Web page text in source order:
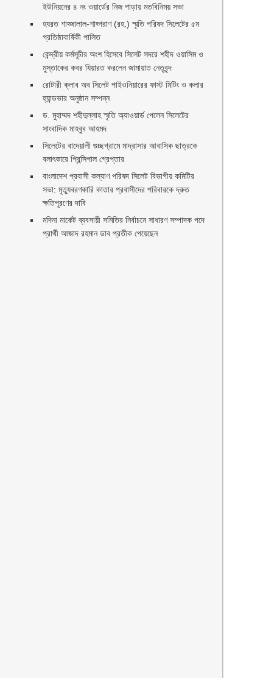
ইউনিয়নের ৪ নং ওয়ার্ডের নিজ পাড়ায় মতবিনিময় সভা
হযরত শাহ্জালাল-শাহ্পরাণ (রহ.) স্মৃতি পরিষদ সিলেটের ৫ম
প্রতিষ্ঠাবার্ষিকী পালিত ‎​
কেন্দ্রীয় কর্মসূচীর অংশ হিসেবে সিলেট সদরে শহীদ ওয়াসিম ও
মুস্তাকের কবর যিয়ারত করলেন জামায়াত নেতৃবৃন্দ ‎
রোটারী ক্লাব অব সিলেট পাইওনিয়ারের ফাস্ট মিটিং ও কলার
হ্যান্ডভার অনুষ্ঠান সম্পন্ন
ড. মুহাম্মদ শহীদুল্লাহ স্মৃতি অ্যাওয়ার্ড পেলেন সিলেটের
সাংবাদিক মাহবুব আহমদ
সিলেটের বাদেয়ালী গুচ্ছগ্রামে মাদ্রাসার আবাসিক ছাত্রকে
বলাৎকারে প্রিন্সিপাল গ্রেপ্তার ‎
বাংলাদেশ প্রবাসী কল্যাণ পরিষদ সিলেট বিভাগীয় কমিটির
সভা: মৃত্যুবরণকারি কাতার প্রবাসীদের পরিবারকে দ্রুত
ক্ষতিপূরণের দাবি
মদিনা মার্কেট ব্যবসায়ী সমিতির নির্বাচনে সাধারণ সম্পাদক পদে
প্রার্থী আজাদ রহমান ডাব প্রতীক পেয়েছেন ‎